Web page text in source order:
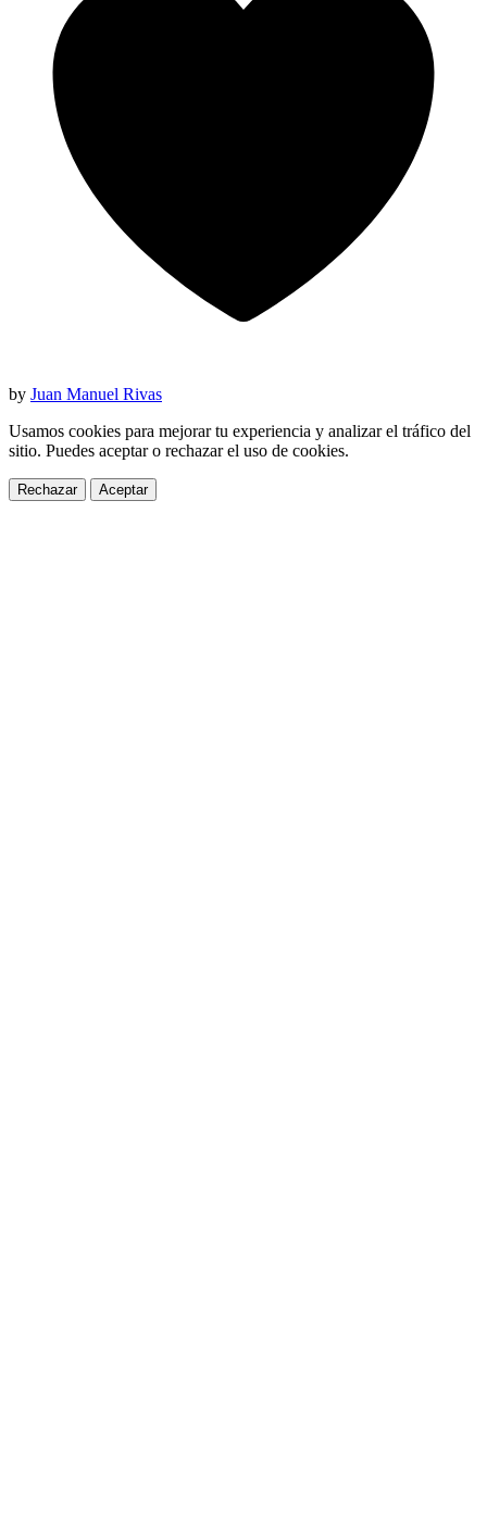
by Juan Manuel Rivas
Usamos cookies para mejorar tu experiencia y analizar el tráfico del
sitio. Puedes aceptar o rechazar el uso de cookies.
Rechazar Aceptar